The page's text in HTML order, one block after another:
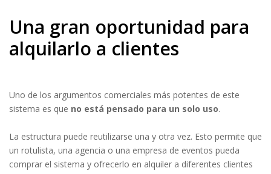
Una gran oportunidad para
alquilarlo a clientes
Uno de los argumentos comerciales más potentes de este
sistema es que no está pensado para un solo uso.
La estructura puede reutilizarse una y otra vez. Esto permite que
un rotulista, una agencia o una empresa de eventos pueda
comprar el sistema y ofrecerlo en alquiler a diferentes clientes